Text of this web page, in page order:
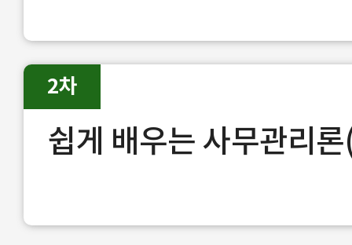
쉽게 배우는 사무관리
2차